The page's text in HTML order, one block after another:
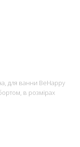
для ванни BeHappy
в розмірах